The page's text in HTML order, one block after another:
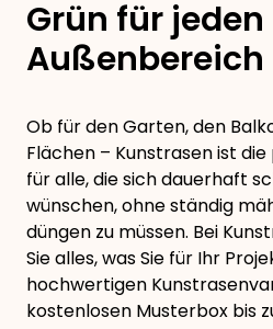
Grün für jeden
Außenbereich
Ob für den Garten, den
Flächen – Kunstrasen ist
für alle, die sich dauerhaft
wünschen, ohne ständig
düngen zu müssen. Bei
Sie alles, was Sie für Ihr
hochwertigen
kostenlosen Musterbox bis